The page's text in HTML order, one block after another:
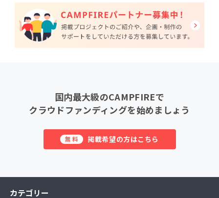
国内最大級のCAMPFIREで
クラウドファンディングを始めましょう
無料 掲載希望の方はこちら
カテゴリー